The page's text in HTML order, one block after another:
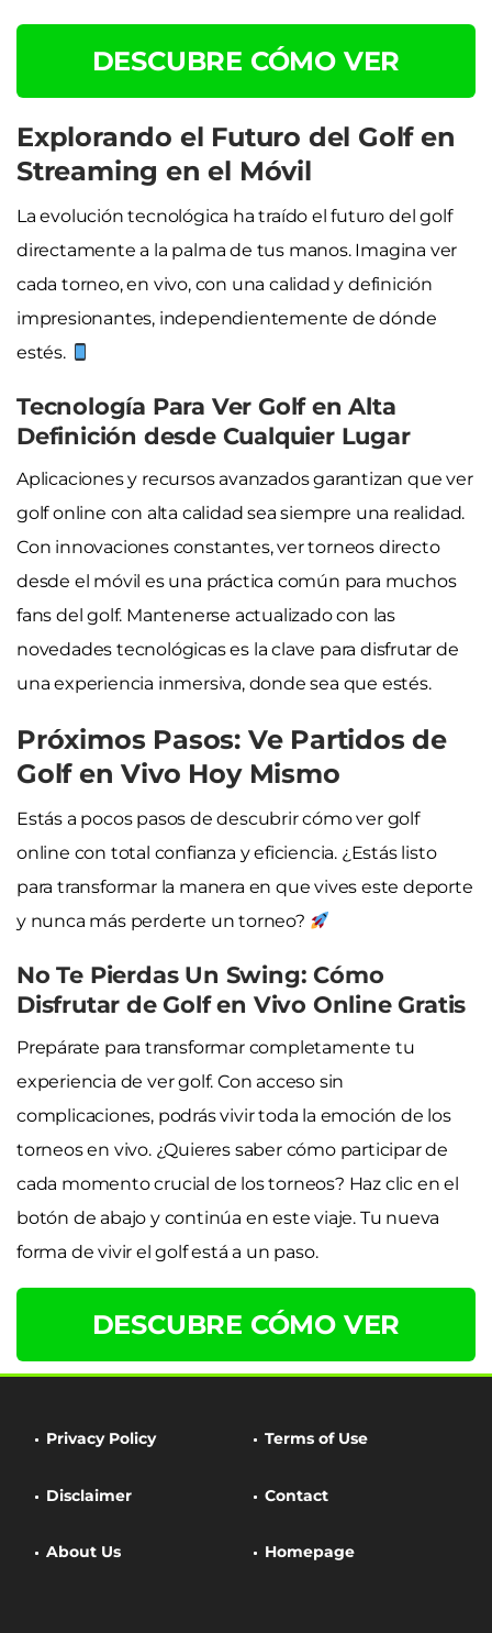
DESCUBRE CÓMO VER
Explorando el Futuro del Golf en
Streaming en el Móvil
La evolución tecnológica ha traído el futuro del golf
directamente a la palma de tus manos. Imagina ver
cada torneo, en vivo, con una calidad y definición
impresionantes, independientemente de dónde
estés.
Tecnología Para Ver Golf en Alta
Definición desde Cualquier Lugar
Aplicaciones y recursos avanzados garantizan que ver
golf online con alta calidad sea siempre una realidad.
Con innovaciones constantes, ver torneos directo
desde el móvil es una práctica común para muchos
fans del golf. Mantenerse actualizado con las
novedades tecnológicas es la clave para disfrutar de
una experiencia inmersiva, donde sea que estés.
Próximos Pasos: Ve Partidos de
Golf en Vivo Hoy Mismo
Estás a pocos pasos de descubrir cómo ver golf
online con total confianza y eficiencia. ¿Estás listo
para transformar la manera en que vives este deporte
y nunca más perderte un torneo?
No Te Pierdas Un Swing: Cómo
Disfrutar de Golf en Vivo Online Gratis
Prepárate para transformar completamente tu
experiencia de ver golf. Con acceso sin
complicaciones, podrás vivir toda la emoción de los
torneos en vivo. ¿Quieres saber cómo participar de
cada momento crucial de los torneos? Haz clic en el
botón de abajo y continúa en este viaje. Tu nueva
forma de vivir el golf está a un paso.
DESCUBRE CÓMO VER
Privacy Policy Terms of Use
Disclaimer Contact
About Us Homepage